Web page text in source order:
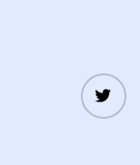
twitter